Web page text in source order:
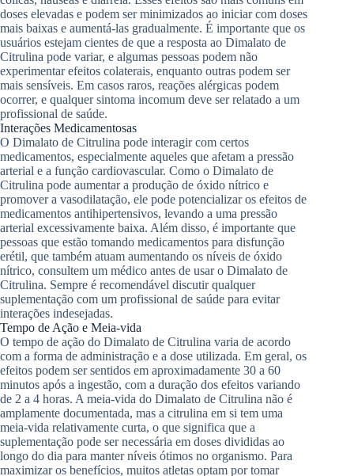
doses elevadas e podem ser minimizados ao iniciar com doses
mais baixas e aumentá-las gradualmente. É importante que os
usuários estejam cientes de que a resposta ao Dimalato de
Citrulina pode variar, e algumas pessoas podem não
experimentar efeitos colaterais, enquanto outras podem ser
mais sensíveis. Em casos raros, reações alérgicas podem
ocorrer, e qualquer sintoma incomum deve ser relatado a um
profissional de saúde.
Interações Medicamentosas
O Dimalato de Citrulina pode interagir com certos
medicamentos, especialmente aqueles que afetam a pressão
arterial e a função cardiovascular. Como o Dimalato de
Citrulina pode aumentar a produção de óxido nítrico e
promover a vasodilatação, ele pode potencializar os efeitos de
medicamentos antihipertensivos, levando a uma pressão
arterial excessivamente baixa. Além disso, é importante que
pessoas que estão tomando medicamentos para disfunção
erétil, que também atuam aumentando os níveis de óxido
nítrico, consultem um médico antes de usar o Dimalato de
Citrulina. Sempre é recomendável discutir qualquer
suplementação com um profissional de saúde para evitar
interações indesejadas.
Tempo de Ação e Meia-vida
O tempo de ação do Dimalato de Citrulina varia de acordo
com a forma de administração e a dose utilizada. Em geral, os
efeitos podem ser sentidos em aproximadamente 30 a 60
minutos após a ingestão, com a duração dos efeitos variando
de 2 a 4 horas. A meia-vida do Dimalato de Citrulina não é
amplamente documentada, mas a citrulina em si tem uma
meia-vida relativamente curta, o que significa que a
suplementação pode ser necessária em doses divididas ao
longo do dia para manter níveis ótimos no organismo. Para
maximizar os benefícios, muitos atletas optam por tomar